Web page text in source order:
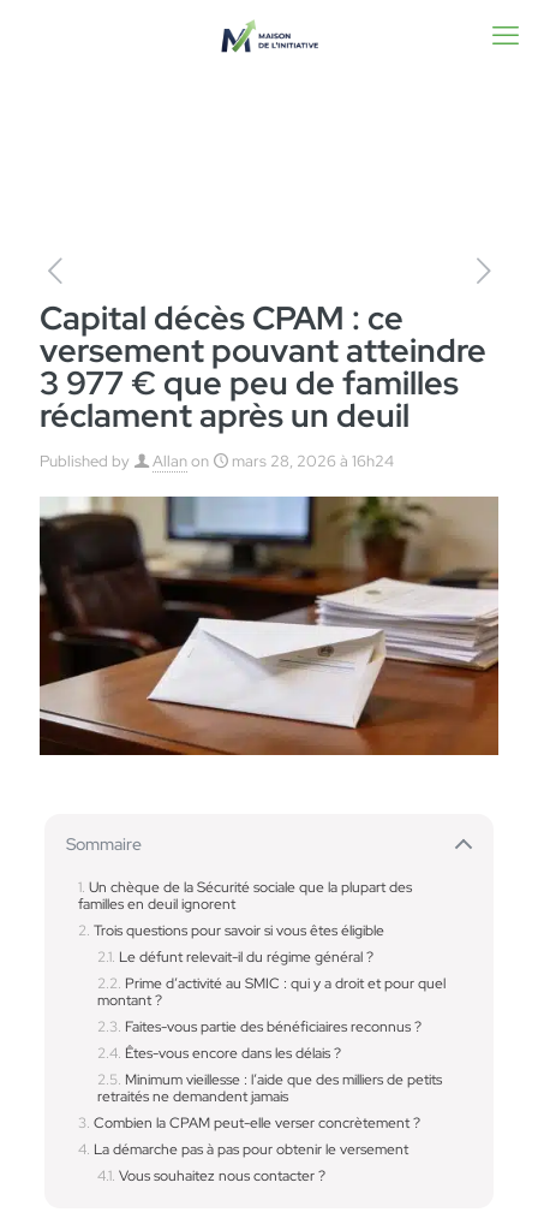
Capital décès CPAM : ce
versement pouvant atteindre
3 977 € que peu de familles
réclament après un deuil
Published by Allanon mars 28, 2026 à 16h24
Sommaire
Un chèque de la Sécurité sociale que la plupart des
familles en deuil ignorent
Trois questions pour savoir si vous êtes éligible
Le défunt relevait-il du régime général ?
Prime d’activité au SMIC : qui y a droit et pour quel
montant ?
Faites-vous partie des bénéficiaires reconnus ?
Êtes-vous encore dans les délais ?
Minimum vieillesse : l’aide que des milliers de petits
retraités ne demandent jamais
Combien la CPAM peut-elle verser concrètement ?
La démarche pas à pas pour obtenir le versement
Vous souhaitez nous contacter ?